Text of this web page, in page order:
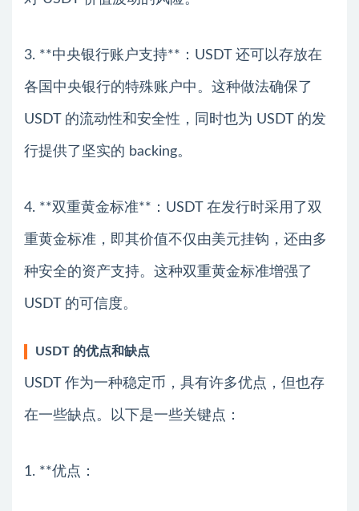
3. **中央银行账户支持**：USDT 还可以存放在
各国中央银行的特殊账户中。这种做法确保了
USDT 的流动性和安全性，同时也为 USDT 的发
行提供了坚实的 backing。
4. **双重黄金标准**：USDT 在发行时采用了双
重黄金标准，即其价值不仅由美元挂钩，还由多
种安全的资产支持。这种双重黄金标准增强了
USDT 的可信度。
USDT 的优点和缺点
USDT 作为一种稳定币，具有许多优点，但也存
在一些缺点。以下是一些关键点：
1. **优点：